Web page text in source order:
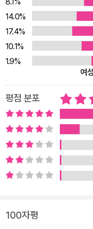
저자의 주장은 명확하다.
용하는 데 집중해야 한다. 수면은 우리의 삶, 건강, 수명과 관련해
서 가장 중요하면서도 가
과학은 우리가 왜 잠을 자
이 되는지, 잠을 못 자면
은 질문들에 아무런 답을
른 기본 욕구들과 비교하
하는 양적, 질적 중요성에
다. 지난 20년 동안 과학적 발견이 폭발적으로 이루어지면서 잠
이라는 주제도 새롭게 규
을 얻을까? 이 책에서 저
우리는 충분한 잠을 잠으
을 수 있다. 잠을 충분히
준다. 암과 치매를 예방
와 뇌졸중, 당뇨병 위험이
14.0%
17.4%
10.1%
1.9%
여
평점 분포
100자평